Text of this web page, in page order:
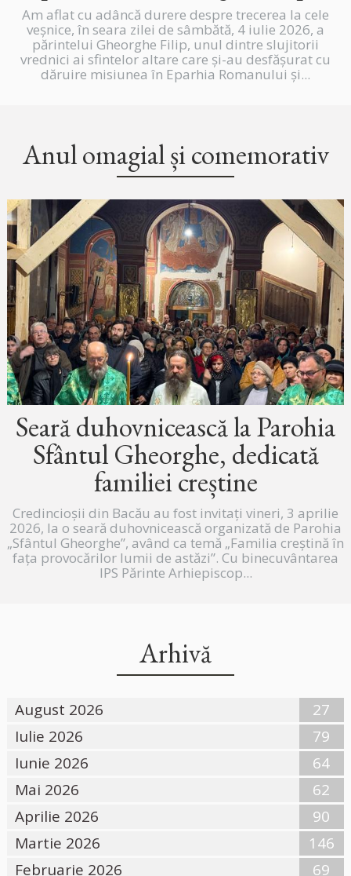
Am aflat cu adâncă durere despre trecerea la cele
veșnice, în seara zilei de sâmbătă, 4 iulie 2026, a
părintelui Gheorghe Filip, unul dintre slujitorii
vrednici ai sfintelor altare care și-au desfășurat cu
dăruire misiunea în Eparhia Romanului și...
Anul omagial și comemorativ
Seară duhovnicească la Parohia
Sfântul Gheorghe, dedicată
familiei creștine
Credincioșii din Bacău au fost invitați vineri, 3 aprilie
2026, la o seară duhovnicească organizată de Parohia
„Sfântul Gheorghe”, având ca temă „Familia creștină în
fața provocărilor lumii de astăzi”. Cu binecuvântarea
IPS Părinte Arhiepiscop...
Arhivă
August 2026
27
Iulie 2026
79
Iunie 2026
64
Mai 2026
62
Aprilie 2026
90
Martie 2026
146
Februarie 2026
69